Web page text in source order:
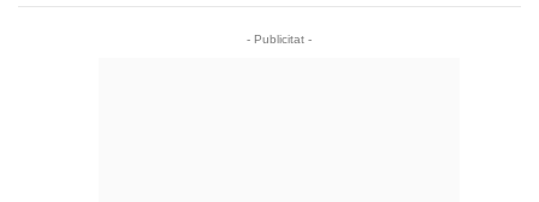
- Publicitat -